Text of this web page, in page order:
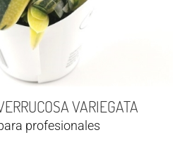
VARIEGATA
profesionales